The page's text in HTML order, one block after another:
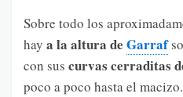
Sobre todo los
hay a la altura de Garraf
con sus curvas cerraditas
poco a poco hasta el